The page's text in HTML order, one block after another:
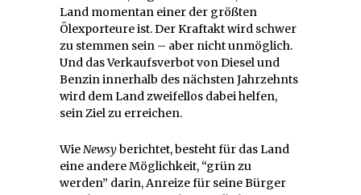
Land momentan einer der größten
Ölexporteure ist. Der Kraftakt wird schwer
zu stemmen sein – aber nicht unmöglich.
Und das Verkaufsverbot von Diesel und
Benzin innerhalb des nächsten Jahrzehnts
wird dem Land zweifellos dabei helfen,
sein Ziel zu erreichen.
WieNewsyberichtet, besteht für das Land
eine andere Möglichkeit, “grün zu
werden” darin, Anreize für seine Bürger